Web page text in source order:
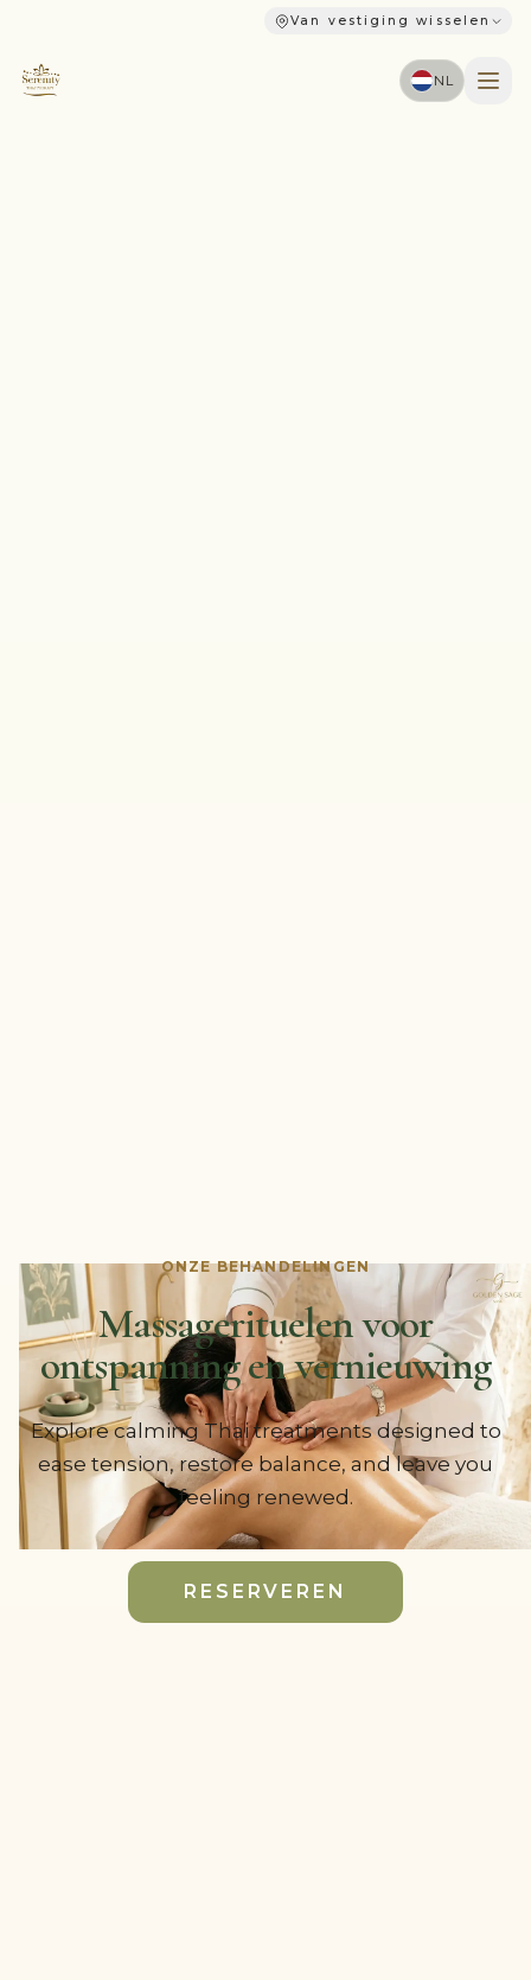
Van vestiging wisselen
NL
ONZE BEHANDELINGEN
Massagerituelen voor
ontspanning en vernieuwing
Explore calming Thai treatments designed to
ease tension, restore balance, and leave you
feeling renewed.
RESERVEREN